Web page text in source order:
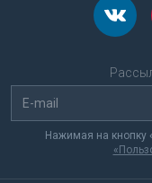
Нажимая на кнопку